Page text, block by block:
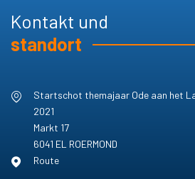
Kontakt und
standort
Startschot themajaar Ode aan het
2021
Markt 17
6041 EL ROERMOND
Route